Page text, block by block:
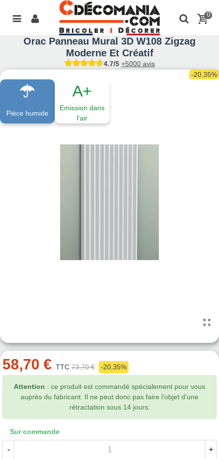
0
Orac Panneau Mural 3D W108 Zigzag
Moderne Et Créatif
4.7/5 +5000 avis
Pièce humide
A+
Emission dans
l'air
-20,35%
58,70 € TTC 73,70 € -20,35%
Attention : ce produit est commandé spécialement pour vous
auprès du fabricant. Il ne peut donc pas faire l’objet d’une
rétractation sous 14 jours.
Sur commande
- +